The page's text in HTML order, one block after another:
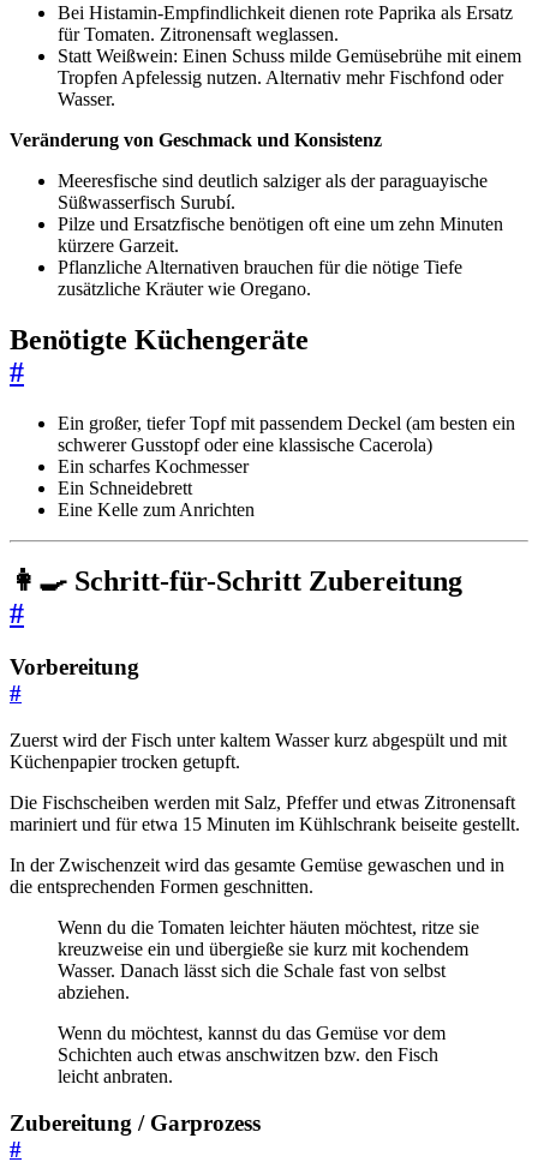
Bei Histamin-Empfindlichkeit dienen rote Paprika als Ersatz
für Tomaten. Zitronensaft weglassen.
Statt Weißwein: Einen Schuss milde Gemüsebrühe mit einem
Tropfen Apfelessig nutzen. Alternativ mehr Fischfond oder
Wasser.
Veränderung von Geschmack und Konsistenz
Meeresfische sind deutlich salziger als der paraguayische
Süßwasserfisch Surubí.
Pilze und Ersatzfische benötigen oft eine um zehn Minuten
kürzere Garzeit.
Pflanzliche Alternativen brauchen für die nötige Tiefe
zusätzliche Kräuter wie Oregano.
Benötigte Küchengeräte
#
Ein großer, tiefer Topf mit passendem Deckel (am besten ein
schwerer Gusstopf oder eine klassische Cacerola)
Ein scharfes Kochmesser
Ein Schneidebrett
Eine Kelle zum Anrichten
👩‍🍳 Schritt-für-Schritt Zubereitung
#
Vorbereitung
#
Zuerst wird der Fisch unter kaltem Wasser kurz abgespült und mit
Küchenpapier trocken getupft.
Die Fischscheiben werden mit Salz, Pfeffer und etwas Zitronensaft
mariniert und für etwa 15 Minuten im Kühlschrank beiseite gestellt.
In der Zwischenzeit wird das gesamte Gemüse gewaschen und in
die entsprechenden Formen geschnitten.
Wenn du die Tomaten leichter häuten möchtest, ritze sie
kreuzweise ein und übergieße sie kurz mit kochendem
Wasser. Danach lässt sich die Schale fast von selbst
abziehen.
Wenn du möchtest, kannst du das Gemüse vor dem
Schichten auch etwas anschwitzen bzw. den Fisch
leicht anbraten.
Zubereitung / Garprozess
#